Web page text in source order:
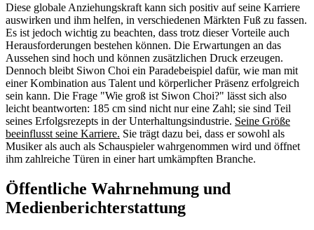
Diese globale Anziehungskraft kann sich positiv auf seine Karriere
auswirken und ihm helfen, in verschiedenen Märkten Fuß zu fassen.
Es ist jedoch wichtig zu beachten, dass trotz dieser Vorteile auch
Herausforderungen bestehen können. Die Erwartungen an das
Aussehen sind hoch und können zusätzlichen Druck erzeugen.
Dennoch bleibt Siwon Choi ein Paradebeispiel dafür, wie man mit
einer Kombination aus Talent und körperlicher Präsenz erfolgreich
sein kann. Die Frage "Wie groß ist Siwon Choi?" lässt sich also
leicht beantworten: 185 cm sind nicht nur eine Zahl; sie sind Teil
seines Erfolgsrezepts in der Unterhaltungsindustrie. Seine Größe
beeinflusst seine Karriere. Sie trägt dazu bei, dass er sowohl als
Musiker als auch als Schauspieler wahrgenommen wird und öffnet
ihm zahlreiche Türen in einer hart umkämpften Branche.
Öffentliche Wahrnehmung und
Medienberichterstattung